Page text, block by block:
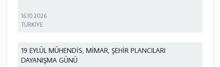
16.10.2026
TÜRKİYE
19 EYLÜL MÜHENDİS, MİMAR, ŞEHİR PLANCILARI
DAYANIŞMA GÜNÜ